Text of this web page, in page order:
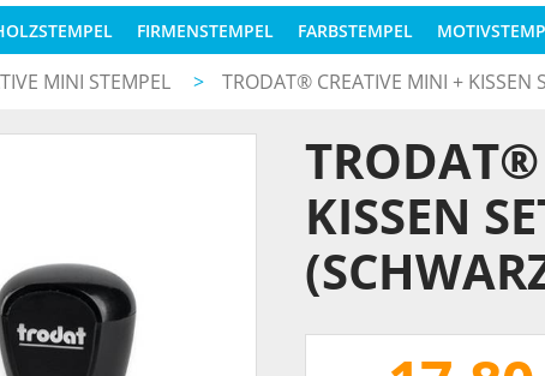
FIRMENSTEMPEL FARBSTEMPEL
QR-CODE STEMPEL
COLOP STEMPELKISSEN
ERSATZPLATTEN NACH TYPEN
ERSATZPLATTEN NACH GRÖSSE
STEMPELFARBEN
STEMPELKISSEN FÜR HOLZSTEMPEL
MINI STEMPEL > TRODAT® CREATIVE MINI + KISSEN
KISSEN